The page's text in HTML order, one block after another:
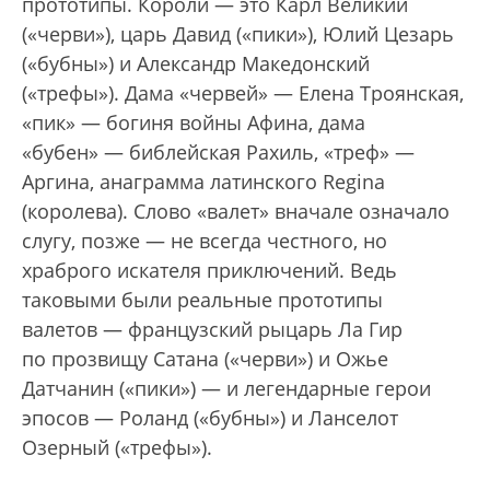
(«черви»), царь Давид («пики»), Юлий Цезарь
(«бубны») и Александр Македонский
(«трефы»). Дама «червей» — Елена Троянская,
«пик» — богиня войны Афина, дама
«бубен» — библейская Рахиль, «треф» —
Аргина, анаграмма латинского Regina
(королева). Слово «валет» вначале означало
слугу, позже — не всегда честного, но
храброго искателя приключений. Ведь
таковыми были реальные прототипы
валетов — французский рыцарь Ла Гир
по прозвищу Сатана («черви») и Ожье
Датчанин («пики») — и легендарные герои
эпосов — Роланд («бубны») и Ланселот
Озерный («трефы»).